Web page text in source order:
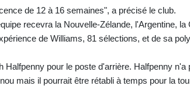
de 12 à 16 semaines", a précisé le club.
recevra la Nouvelle-Zélande, l'Argentine, la
de Williams, 81 sélections, et de sa
pour le poste d'arrière. Halfpenny n'a
mais il pourrait être rétabli à temps pour la